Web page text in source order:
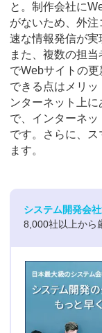
と。制作会社に
がないため、外
速な情報発信が実
また、複数の担
でWebサイトの
できる点はメリ
ンターネット上
で、インターネ
です。さらに、
ます。
システム開発会
8,000社以上から